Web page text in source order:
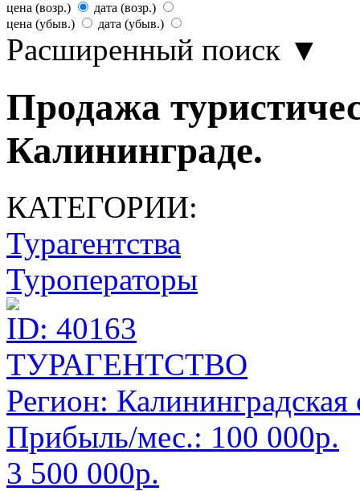
цена (возр.)
дата (возр.)
цена (убыв.)
дата (убыв.)
Расширенный поиск ▼
Продажа
Калининграде.
КАТЕГОРИИ:
Турагентства
Туроператоры
ID: 40163
ТУРАГЕНТСТВО
Регион: Калининградская
Прибыль/мес.: 100 000р.
3 500 000р.